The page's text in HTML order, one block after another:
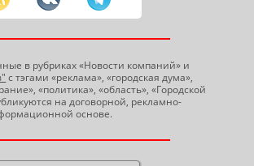
в рубриках «Новости компаний» и
с тэгами «реклама», «городская дума»,
«политика», «область», «Городской
на договорной, рекламно-
основе.